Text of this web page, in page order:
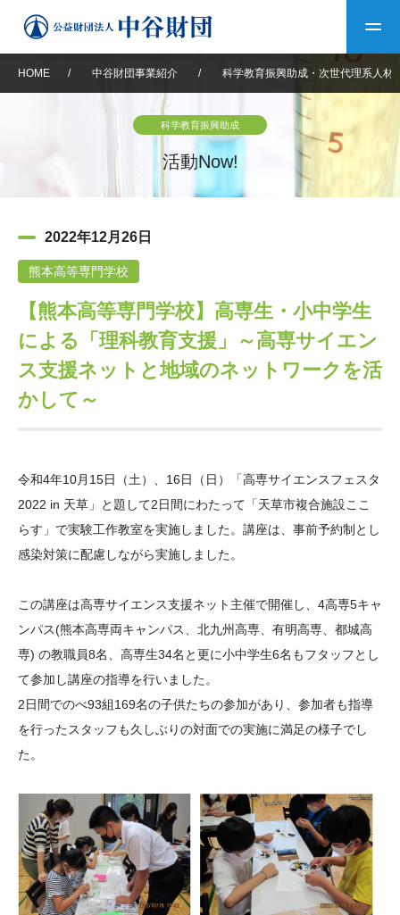
中谷財団について
設立趣意書
沿革 40年史デジタルブック
中谷財団40年史
40年史別冊
年報一覧 中谷財団レポート
中谷財団事業紹介
神戸賞 長期大型研究助成
研究助成 交流助成
科学教育振興助成・
次世代理系人材育成プ
ログラム助成
中谷財団動画紹介
その他情報
その他情報
個人情報保護に関する
サイトマップ 中谷財団アーカイブ
お問い合わせ
HOME / 中谷財団事業紹介 / 科学教育振興助成・次世代理系人材
科学教育振興助成
活動Now!
2022年12月26日
熊本高等専門学校
【熊本高等専門学校】高専生・小中学生
による「理科教育支援」～高専サイエン
ス支援ネットと地域のネットワークを活
かして～
令和4年10月 15日（土）、 16日（日）「高専サイエンスフェスタ
2022 in 天草」と題して2日間にわたって「天草市複合施設ここ
らす」で実験工作教室を実施しました。講座は、事前予約制とし
感染対策に配慮しながら実施しました。
この講座は高専サイエンス支援ネット主催で開催し、 4高専5キャ
ンパス(熊本高専両キャンパス、北九州高専、有明高専、都城高
専) の教職員8名、高専生34名と更に小中学生6名もフタッフとし
て参加し講座の指導を行いました。
2日間でのべ93組169名の子供たちの参加があり、参加者も指導
を行ったスタッフも久しぶりの対面での実施に満足の様子でし
た。